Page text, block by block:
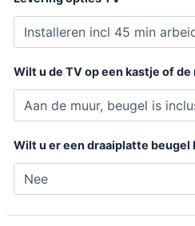
Wilt u de TV op een kastje of de
Wilt u er een draaiplatte beugel